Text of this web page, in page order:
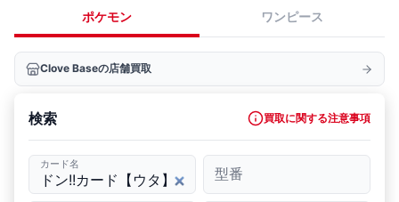
ポケモン ワンピース
Clove Baseの店舗買取
検索 買取に関する注意事項
カード名
型番